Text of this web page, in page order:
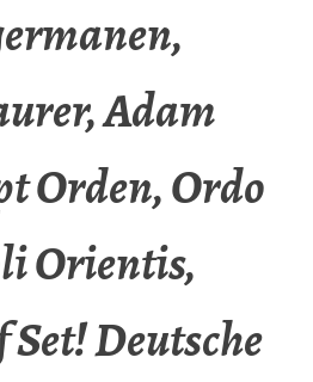
Adam
Orden, Ordo
Orientis,
Deutsche